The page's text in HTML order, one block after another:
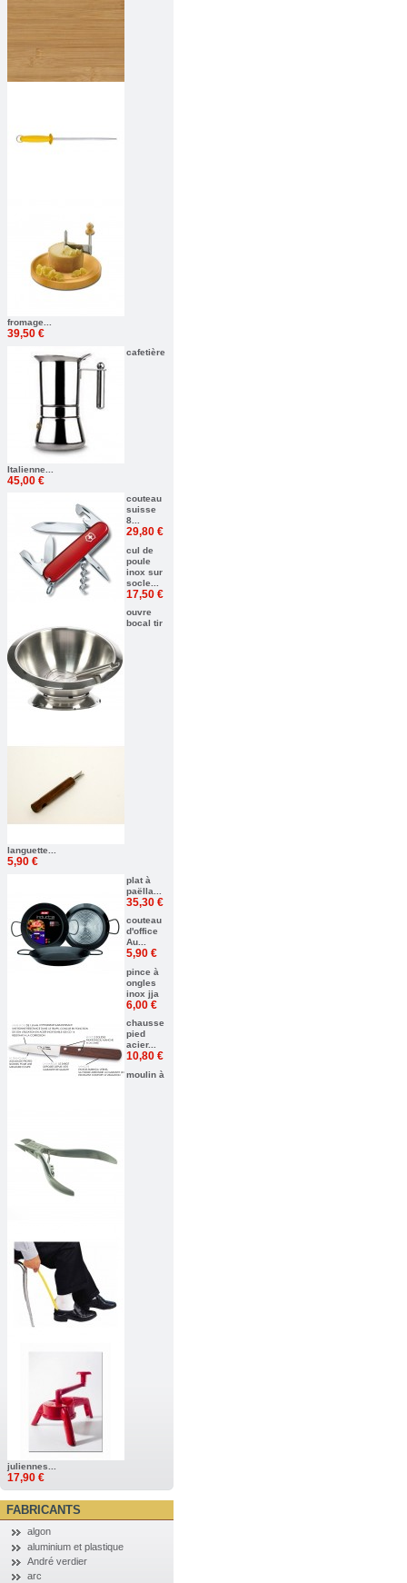
fromage...
39,50 €
cafetière
Italienne...
45,00 €
couteau
suisse
8...
29,80 €
cul de
poule
inox sur
socle...
17,50 €
ouvre
bocal tir
languette...
5,90 €
plat à
paëlla...
35,30 €
couteau
d'office
Au...
5,90 €
pince à
ongles
inox jja
6,00 €
chausse
pied
acier...
10,80 €
moulin à
juliennes...
17,90 €
FABRICANTS
algon
aluminium et plastique
André verdier
arc